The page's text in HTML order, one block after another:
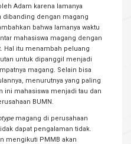
Adam karena lamanya
dengan magang
bahwa lamanya waktu
mahasiswa magang dengan
Hal itu menambah peluang
untuk dipanggil menjadi
magang. Selain bisa
menurutnya yang paling
ini mahasiswa menjadi tau dan
BUMN.
magang di perusahaan
dapat pengalaman tidak.
mengikuti PMMB akan